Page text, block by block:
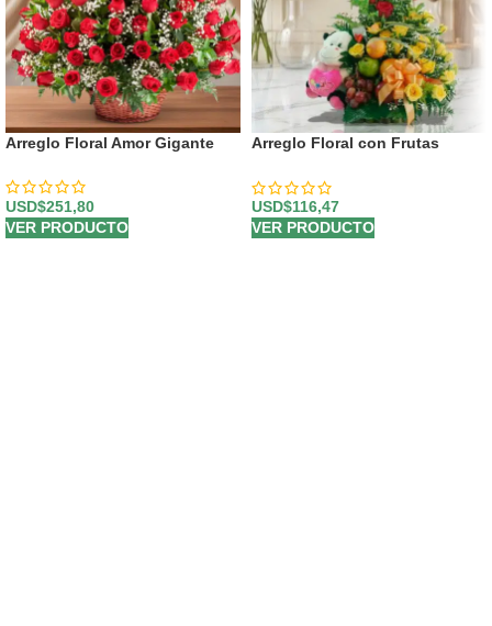
Arreglo Floral Amor Gigante
USD$251,80
VER PRODUCTO
Arreglo Floral con Frutas
USD$116,47
VER PRODUCTO